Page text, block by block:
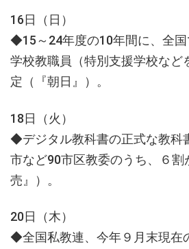
16日（日）
◆15～24年度の10年間に、全国
学校教職員（特別支援学校など
定（『朝日』）。
18日（火）
◆デジタル教科書の正式な教科
市など90市区教委のうち、６割
売』）。
20日（木）
◆全国私教連、今年９月末現在